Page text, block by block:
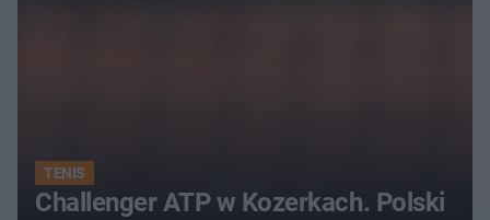
TENIS
Challenger ATP w Kozerkach. Polski